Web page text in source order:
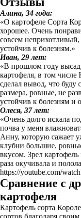
Алина, 34 года:
«О картофеле Сорта
хорошее. Очень
совсем
устойчив к болезням.»
Иван, 29 лет:
«В прошлом году
картофеля, в том
сделал вывод, что буду
размера, ровные, не
устойчив к болезням и
Олеся, 37 лет:
«Очень долго искала
почва у меня
Анну, которую сажает
клубни большие,
вкусом. Зрел картофель
раза окучивала и
https://youtube.com/
Сравнение с
картофеля
Картофель сорта
сортов благодаря